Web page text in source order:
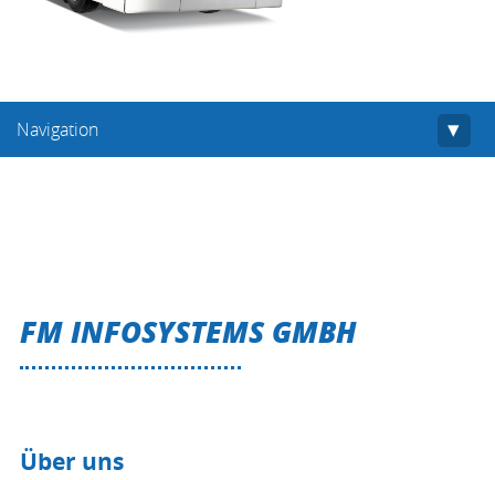
Navigation
FM INFOSYSTEMS GMBH
Über uns